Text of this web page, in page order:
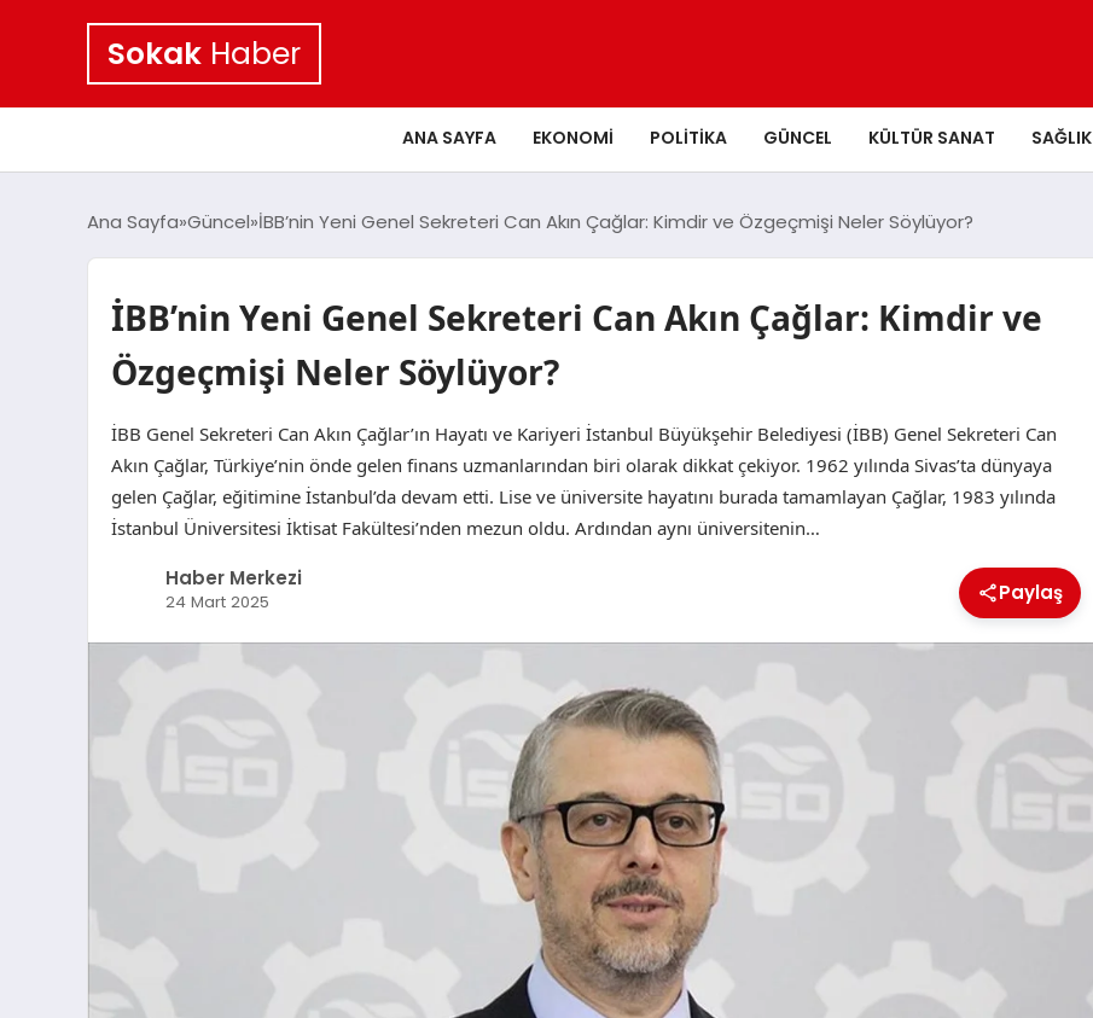
Sokak Haber
ANA SAYFA EKONOMI POLITIKA GÜNCEL KÜLTÜR SANAT SAĞLIK
Ana Sayfa Güncel İBB’nin Yeni Genel Sekreteri Can Akın Çağlar: Kimdir ve Özgeçmişi Neler Söylüyor?
İBB’nin Yeni Genel Sekreteri Can Akın Çağlar: Kimdir ve
Özgeçmişi Neler Söylüyor?
İBB Genel Sekreteri Can Akın Çağlar’ın Hayatı ve Kariyeri İstanbul Büyükşehir Belediyesi (İBB) Genel Sekreteri Can
Akın Çağlar, Türkiye’nin önde gelen finans uzmanlarından biri olarak dikkat çekiyor. 1962 yılında Sivas’ta dünyaya
gelen Çağlar, eğitimine İstanbul’da devam etti. Lise ve üniversite hayatını burada tamamlayan Çağlar, 1983 yılında
İstanbul Üniversitesi İktisat Fakültesi’nden mezun oldu. Ardından aynı üniversitenin…
Haber Merkezi
24 Mart 2025 Paylaş